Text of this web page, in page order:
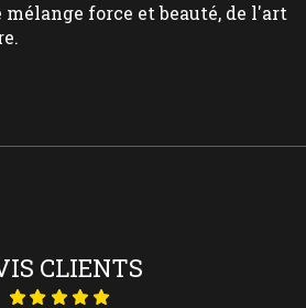
force et beauté, de l'art
CLIENTS